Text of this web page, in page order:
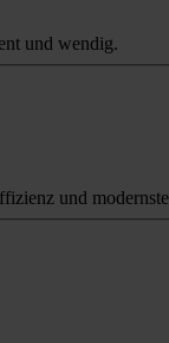
und wendig.
und